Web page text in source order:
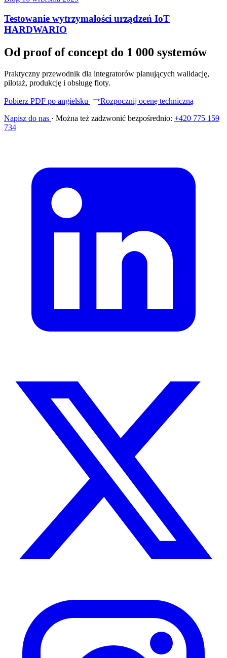
Testowanie wytrzymałości urządzeń IoT
HARDWARIO
Od proof of concept do 1 000 systemów
Praktyczny przewodnik dla integratorów planujących walidację,
pilotaż, produkcję i obsługę floty.
Pobierz PDF po angielsku
Rozpocznij ocenę techniczną
Napisz do nas · Można też zadzwonić bezpośrednio: +420 775 159
734